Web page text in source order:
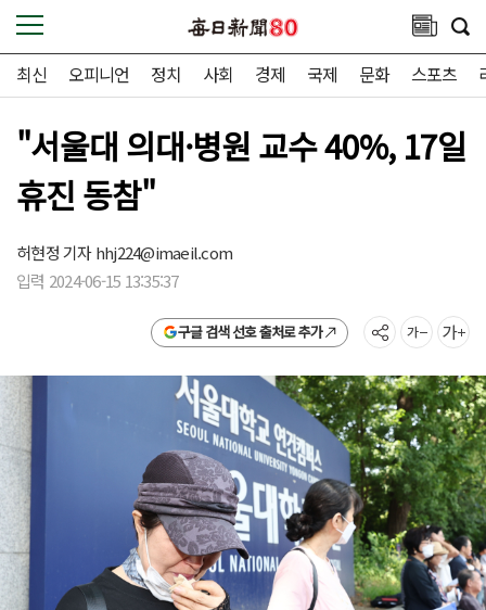
최신 오피니언 정치 사회 경제 국제 문화 스포츠
"서울대 의대·병원 교수 40%, 17일
휴진 동참"
허현정 기자hhj224@imaeil.com
입력 2024-06-15 13:35:37
구글 검색 선호 출처로 추가